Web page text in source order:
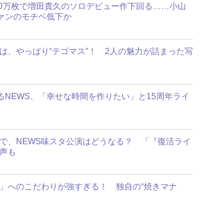
万枚で増田貴久のソロデビュー作下回る……小山
ンのモチベ低下か
、やっぱり“テゴマス”！ 2人の魅力が詰まった写
NEWS、「幸せな時間を作りたい」と15周年ライ
、NEWS味スタ公演はどうなる？ 「『復活ライ
も
へのこだわりが強すぎる！ 独自の“焼きマナ